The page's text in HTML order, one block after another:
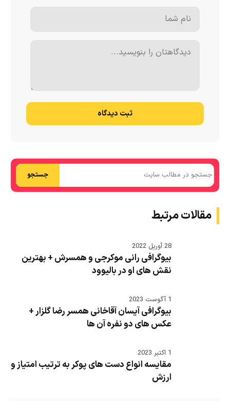
ثبت دیدگاه
جستجو
مقالات مرتبط
28 آوریل 2022
بیوگرافی رانی موکرجی و همسرش + بهترین
نقش های او در بالیوود
1 آگوست 2023
بیوگرافی آیسان آقاخانی همسر رضا گلزار +
عکس های دو نفره آن ها
1 اکتبر 2023
مقایسه انواع دست های پوکر به ترتیب امتیاز و
ارزش